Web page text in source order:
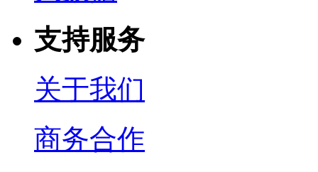
支持服务
关于我们
商务合作